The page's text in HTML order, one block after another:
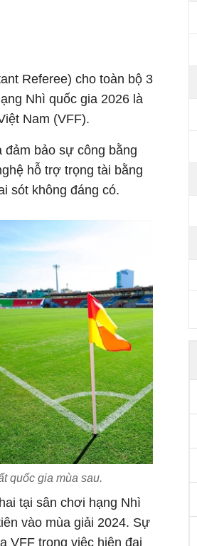
Referee) cho toàn bộ 3
Nhì quốc gia 2026 là
Nam (VFF).
đảm bảo sự công bằng
hỗ trợ trọng tài bằng
sót không đáng có.
quốc gia mùa sau.
tại sân chơi hạng Nhì
vào mùa giải 2024. Sự
VFF trong việc hiện đại